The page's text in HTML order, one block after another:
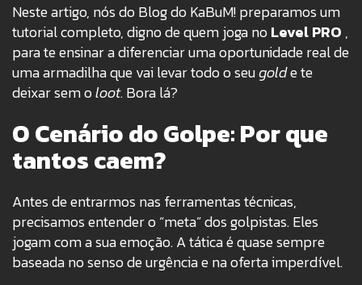
Neste artigo, nós do Blog do KaBuM!preparamos um
tutorial completo, digno de quem joga noLevel PRO ,
para te ensinar a diferenciar uma oportunidade real de
uma armadilha que vai levar todo o seugolde te
deixar sem oloot.Bora lá?
O Cenário do Golpe: Por que
tantos caem?
Antes de entrarmos nas ferramentas técnicas,
precisamos entender o “meta” dos golpistas. Eles
jogam com a sua emoção. A tática é quase sempre
baseada no senso de urgência e na oferta imperdível.